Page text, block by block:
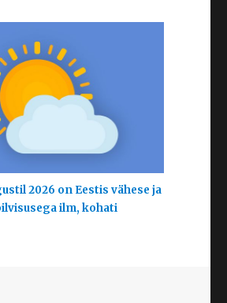
2026 on Eestis vähese ja
ilm, kohati